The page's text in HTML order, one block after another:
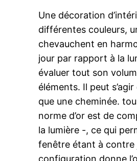
Une décoration
différentes couleurs,
chevauchent en
jour par rapport à la
évaluer tout son
éléments. Il peut
que une cheminée.
norme d’or est de
la lumière -, ce qui
fenêtre étant à contre
configuration donne